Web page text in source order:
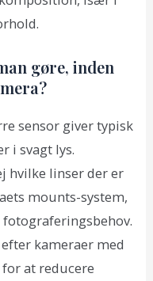
gøre, inden
sensor giver typisk
i svagt lys.
hvilke linser der er
mounts-system,
kameraer med
at reducere